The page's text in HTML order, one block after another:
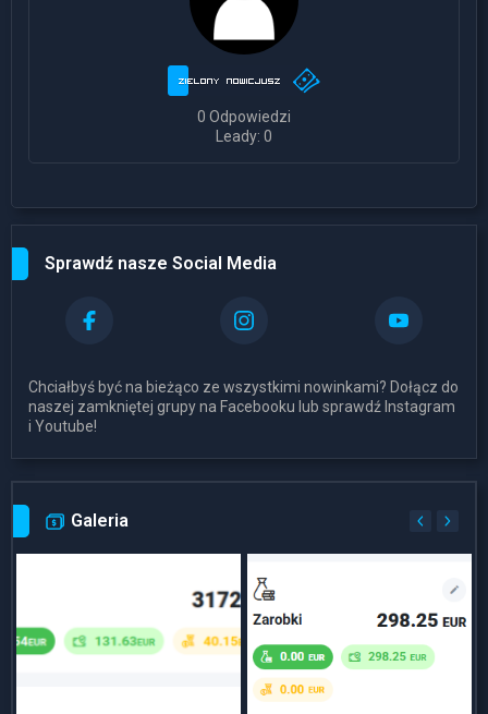
0 Odpowiedzi
Leady: 0
Sprawdź nasze Social Media
Chciałbyś być na bieżąco ze wszystkimi nowinkami? Dołącz do
naszej zamkniętej grupy na Facebooku lub sprawdź Instagram
i Youtube!
Galeria